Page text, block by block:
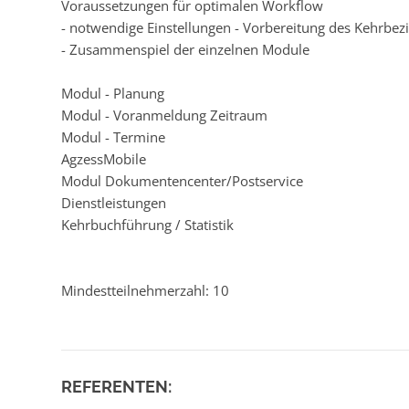
Voraussetzungen für optimalen Workflow
- notwendige Einstellungen - Vorbereitung des
- Zusammenspiel der einzelnen Module
Modul - Planung
Modul - Voranmeldung Zeitraum
Modul - Termine
AgzessMobile
Modul Dokumentencenter/Postservice
Dienstleistungen
Kehrbuchführung / Statistik
Mindestteilnehmerzahl: 10
REFERENTEN: